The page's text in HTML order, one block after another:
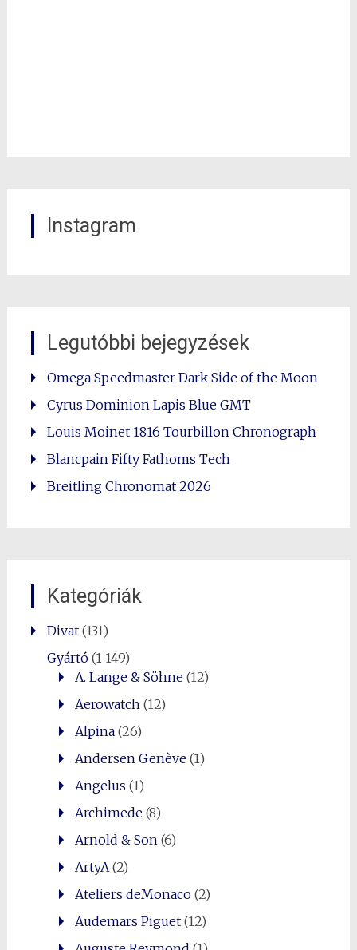
Instagram
Legutóbbi bejegyzések
Omega Speedmaster Dark Side of the Moon
Cyrus Dominion Lapis Blue GMT
Louis Moinet 1816 Tourbillon Chronograph
Blancpain Fifty Fathoms Tech
Breitling Chronomat 2026
Kategóriák
Divat(131)
Gyártó(1 149)
A. Lange & Söhne(12)
Aerowatch (12)
Alpina(26)
Andersen Genève(1)
Angelus (1)
Archimede(8)
Arnold & Son (6)
ArtyA (2)
Ateliers deMonaco(2)
Audemars Piguet(12)